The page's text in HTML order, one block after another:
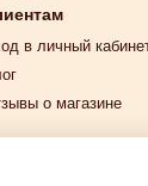
в личный
о магазине